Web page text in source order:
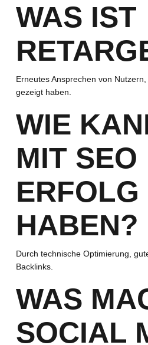
WAS IST
Erneutes Ansprechen von
gezeigt haben.
WIE
MIT SEO
ERFOLG
HABEN?
Durch technische Optimierung,
Backlinks.
WAS
SOCIAL